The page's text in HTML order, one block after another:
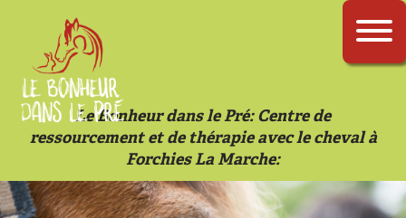
Le Bonheur dans le Pré: Centre de
ressourcement et de thérapie avec le cheval à
Forchies La Marche